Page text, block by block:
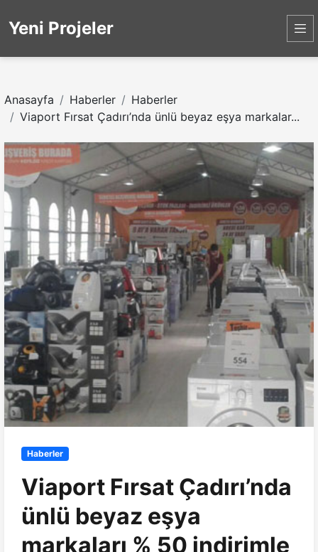
Yeni Projeler
Anasayfa Haberler
Haberler
Viaport Fırsat Çadırı’nda ünlü beyaz eşya markalar...
Haberler
Viaport Fırsat Çadırı’nda
ünlü beyaz eşya
markaları % 50 indirimle